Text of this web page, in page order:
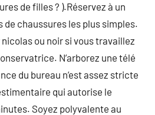
de filles ? ).Réservez à un
de chaussures les plus simples.
ou noir si vous travaillez
N’arborez une télé
du bureau n’est assez stricte
qui autorise le
Soyez polyvalente au